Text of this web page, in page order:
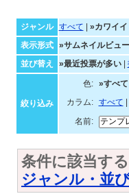
ジャンル すべて »カワイイ
表示形式
»サムネイルビュー
並び替え
»最近投票が多い|
絞り込み
色: »すべて
カラム:
すべて
名前:
条件に該当す
ジャンル・並